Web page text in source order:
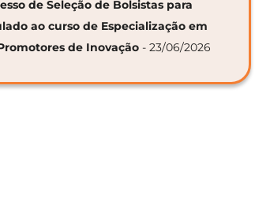
de Seleção de Bolsistas para
ao curso de Especialização em
de Inovação - 23/06/2026